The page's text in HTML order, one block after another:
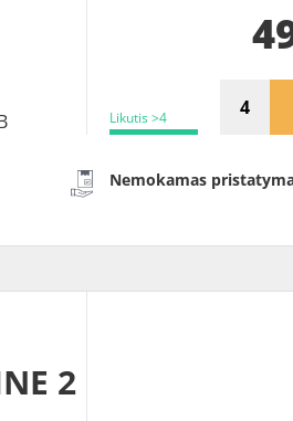
Likutis >4
Nemokamas
2